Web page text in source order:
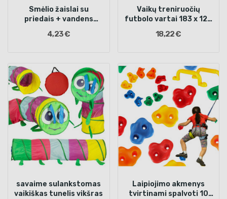
Smėlio žaislai su
priedais + vandens
4,23 €
Vaikų treniruočių
futbolo vartai 183 x 122
18,22 €
savaime sulankstomas
vaikiškas tunelis vikšras
Laipiojimo akmenys
tvirtinami spalvoti 10